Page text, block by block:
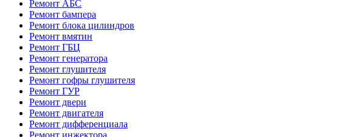
Ремонт АБС
Ремонт бампера
Ремонт блока цилиндров
Ремонт вмятин
Ремонт ГБЦ
Ремонт генератора
Ремонт глушителя
Ремонт гофры глушителя
Ремонт ГУР
Ремонт двери
Ремонт двигателя
Ремонт дифференциала